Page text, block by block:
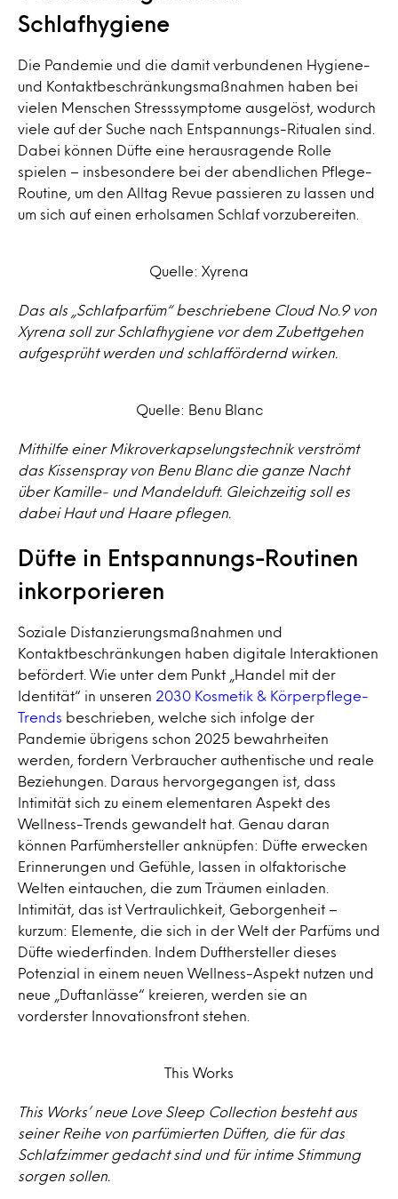
Schlafhygiene
Die Pandemie und die damit verbundenen Hygiene-
und Kontaktbeschränkungsmaßnahmen haben bei
vielen Menschen Stresssymptome ausgelöst, wodurch
viele auf der Suche nach Entspannungs-Ritualen sind.
Dabei können Düfte eine herausragende Rolle
spielen – insbesondere bei der abendlichen Pflege-
Routine, um den Alltag Revue passieren zu lassen und
um sich auf einen erholsamen Schlaf vorzubereiten.
Quelle: Xyrena
Das als „Schlafparfüm“ beschriebene Cloud No.9 von
Xyrena soll zur Schlafhygiene vor dem Zubettgehen
aufgesprüht werden und schlaffördernd wirken.
Quelle: Benu Blanc
Mithilfe einer Mikroverkapselungstechnik verströmt
das Kissenspray von Benu Blanc die ganze Nacht
über Kamille- und Mandelduft. Gleichzeitig soll es
dabei Haut und Haare pflegen.
Düfte in Entspannungs-Routinen
inkorporieren
Soziale Distanzierungsmaßnahmen und
Kontaktbeschränkungen haben digitale Interaktionen
befördert. Wie unter dem Punkt „Handel mit der
Identität“ in unseren 2030 Kosmetik & Körperpflege-
Trends beschrieben, welche sich infolge der
Pandemie übrigens schon 2025 bewahrheiten
werden, fordern Verbraucher authentische und reale
Beziehungen. Daraus hervorgegangen ist, dass
Intimität sich zu einem elementaren Aspekt des
Wellness-Trends gewandelt hat. Genau daran
können Parfümhersteller anknüpfen: Düfte erwecken
Erinnerungen und Gefühle, lassen in olfaktorische
Welten eintauchen, die zum Träumen einladen.
Intimität, das ist Vertraulichkeit, Geborgenheit –
kurzum: Elemente, die sich in der Welt der Parfüms und
Düfte wiederfinden. Indem Dufthersteller dieses
Potenzial in einem neuen Wellness-Aspekt nutzen und
neue „Duftanlässe“ kreieren, werden sie an
vorderster Innovationsfront stehen.
This Works
This Works’ neue Love Sleep Collection besteht aus
seiner Reihe von parfümierten Düften, die für das
Schlafzimmer gedacht sind und für intime Stimmung
sorgen sollen.